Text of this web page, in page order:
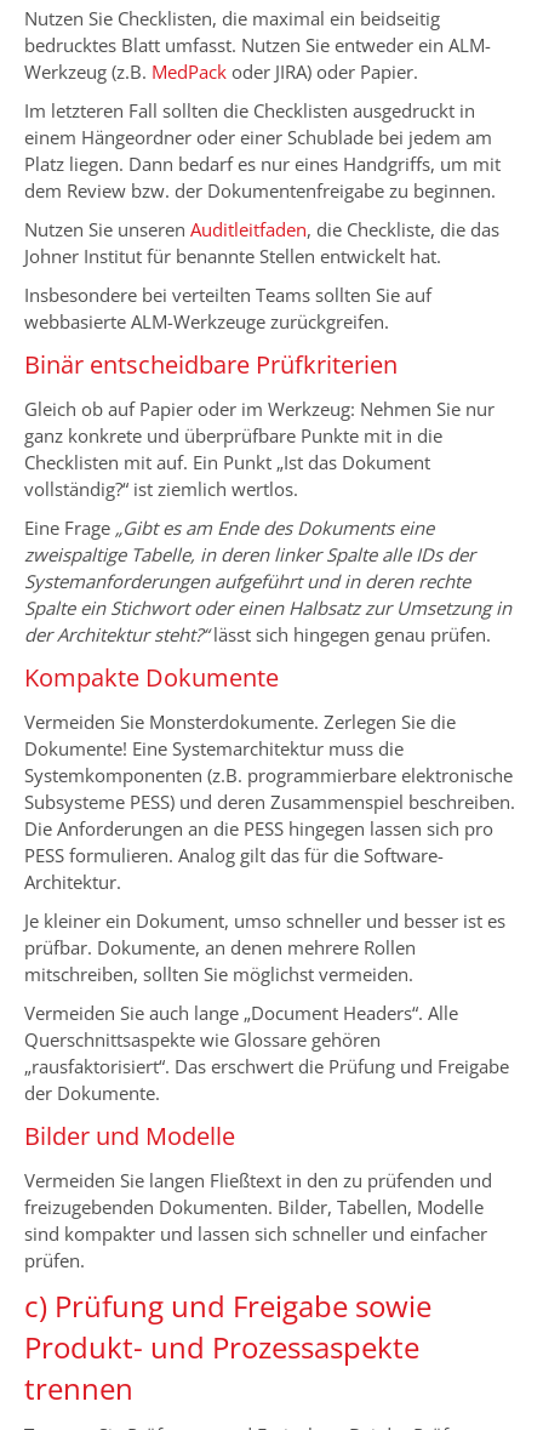
Nutzen Sie Checklisten, die maximal ein beidseitig
bedrucktes Blatt umfasst. Nutzen Sie entweder ein ALM-
Werkzeug (z.B. MedPack oder JIRA) oder Papier.
Im letzteren Fall sollten die Checklisten ausgedruckt in
einem Hängeordner oder einer Schublade bei jedem am
Platz liegen. Dann bedarf es nur eines Handgriffs, um mit
dem Review bzw. der Dokumentenfreigabe zu beginnen.
Nutzen Sie unseren Auditleitfaden, die Checkliste, die das
Johner Institut für benannte Stellen entwickelt hat.
Insbesondere bei verteilten Teams sollten Sie auf
webbasierte ALM-Werkzeuge zurückgreifen.
Binär entscheidbare Prüfkriterien
Gleich ob auf Papier oder im Werkzeug: Nehmen Sie nur
ganz konkrete und überprüfbare Punkte mit in die
Checklisten mit auf. Ein Punkt „Ist das Dokument
vollständig?“ ist ziemlich wertlos.
Eine Frage „Gibt es am Ende des Dokuments eine
zweispaltige Tabelle, in deren linker Spalte alle IDs der
Systemanforderungen aufgeführt und in deren rechte
Spalte ein Stichwort oder einen Halbsatz zur Umsetzung in
der Architektur steht?“lässt sich hingegen genau prüfen.
Kompakte Dokumente
Vermeiden Sie Monsterdokumente. Zerlegen Sie die
Dokumente! Eine Systemarchitektur muss die
Systemkomponenten (z.B. programmierbare elektronische
Subsysteme PESS) und deren Zusammenspiel beschreiben.
Die Anforderungen an die PESS hingegen lassen sich pro
PESS formulieren. Analog gilt das für die Software-
Architektur.
Je kleiner ein Dokument, umso schneller und besser ist es
prüfbar. Dokumente, an denen mehrere Rollen
mitschreiben, sollten Sie möglichst vermeiden.
Vermeiden Sie auch lange „Document Headers“. Alle
Querschnittsaspekte wie Glossare gehören
„rausfaktorisiert“. Das erschwert die Prüfung und Freigabe
der Dokumente.
Bilder und Modelle
Vermeiden Sie langen Fließtext in den zu prüfenden und
freizugebenden Dokumenten. Bilder, Tabellen, Modelle
sind kompakter und lassen sich schneller und einfacher
prüfen.
c) Prüfung und Freigabe sowie
Produkt- und Prozessaspekte
trennen